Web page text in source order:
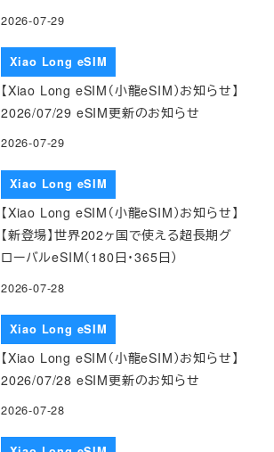
2026-07-29
Xiao Long eSIM
【Xiao Long eSIM（小龍eSIM）お知らせ】
2026/07/29 eSIM更新のお知らせ
2026-07-29
Xiao Long eSIM
【Xiao Long eSIM（小龍eSIM）お知らせ】
【新登場】世界202ヶ国で使える超長期グ
ローバルeSIM（180日・365日）
2026-07-28
Xiao Long eSIM
【Xiao Long eSIM（小龍eSIM）お知らせ】
2026/07/28 eSIM更新のお知らせ
2026-07-28